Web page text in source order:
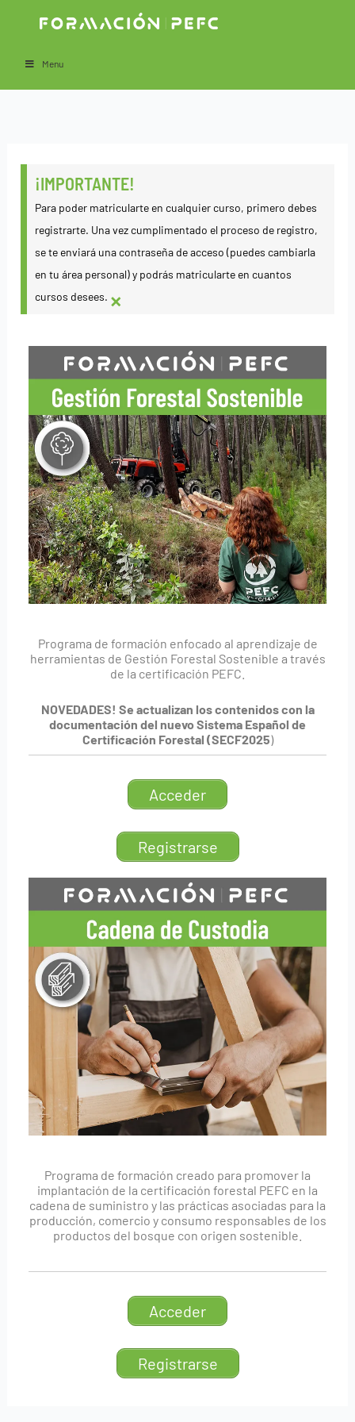
Menu
¡IMPORTANTE!
Para poder matricularte en cualquier curso, primero debes
registrarte. Una vez cumplimentado el proceso de registro,
se te enviará una contraseña de acceso (puedes cambiarla
en tu área personal) y podrás matricularte en cuantos
cursos desees. ×
Programa de formación enfocado al aprendizaje de
herramientas de Gestión Forestal Sostenible a través
de la certificación PEFC.
NOVEDADES! Se actualizan los contenidos con la
documentación del nuevo Sistema Español de
Certificación Forestal (SECF2025)
Acceder
Registrarse
Programa de formación creado para promover la
implantación de la certificación forestal PEFC en la
cadena de suministro y las prácticas asociadas para la
producción, comercio y consumo responsables de los
productos del bosque con origen sostenible.
Acceder
Registrarse